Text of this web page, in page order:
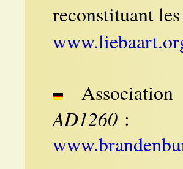
reconstituant
AD1260 :